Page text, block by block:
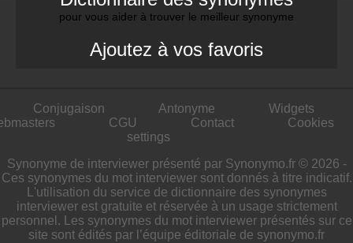
pour vous aider à trouver le meilleur synonyme
Ajoutez à vos favoris
Conjugaison Antonyme
Widgets
CGU Contact
Cookies
settings
Synonyme de interviewer présenté par Synonymo.fr © 2026 -
Ces synonymes du mot interviewer sont donnés à titre indicatif.
L'utilisation du service de dictionnaire des synonymes
interviewer est gratuite et réservée à un usage strictement
personnel. Les synonymes du mot interviewer présentés sur ce
site sont édités par l’équipe éditoriale de synonymo.fr